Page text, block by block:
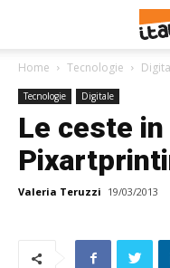
Home Tecnologie
Tecnologie Digitale
Le ceste
Valeria Teruzzi 19/03/2013